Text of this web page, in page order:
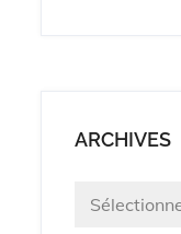
ARCHIVES
Archives